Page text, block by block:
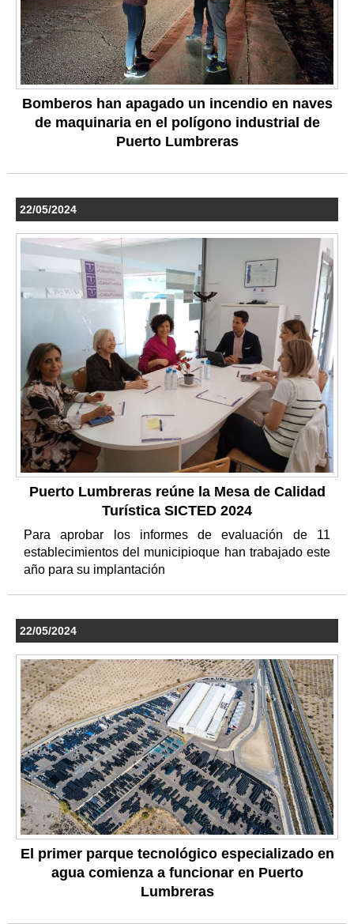
Bomberos han apagado un incendio en naves
de maquinaria en el polígono industrial de
Puerto Lumbreras
22/05/2024
Puerto Lumbreras reúne la Mesa de Calidad
Turística SICTED 2024
Para aprobar los informes de evaluación de 11
establecimientos del municipioque han trabajado este
año para su implantación
22/05/2024
El primer parque tecnológico especializado en
agua comienza a funcionar en Puerto
Lumbreras